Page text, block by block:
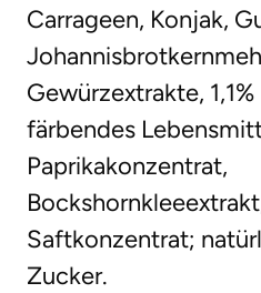
Carrageen, Konjak,
Gewürzextrakte,
färbendes
Paprikakonzentrat,
Saftkonzentrat;
Zucker.